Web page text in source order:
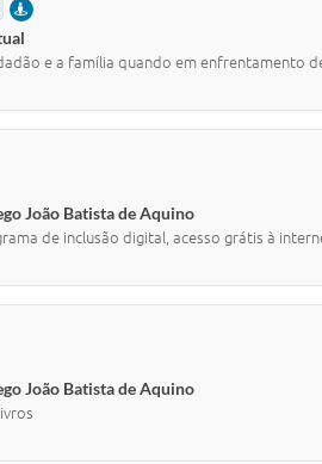
PRESENCIAL
e a família quando em enfrentamento
João Batista de Aquino
de inclusão digital, acesso grátis à
João Batista de Aquino